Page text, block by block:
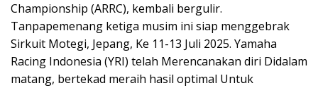
Championship (ARRC), kembali bergulir.
Tanpapemenang ketiga musim ini siap menggebrak
Sirkuit Motegi, Jepang, Ke 11-13 Juli 2025. Yamaha
Racing Indonesia (YRI) telah Merencanakan diri Didalam
matang, bertekad meraih hasil optimal Untuk